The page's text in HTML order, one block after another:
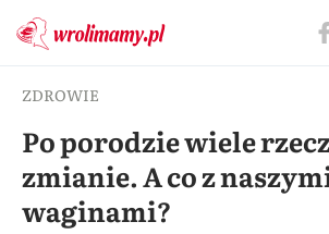
ZDROWIE
Po porodzie wiele
zmianie. A co z
waginami?